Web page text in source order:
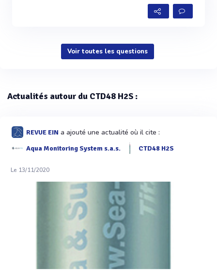
Voir toutes les questions
Actualités autour du CTD48 H2S :
REVUE EIN a ajouté une actualité où il cite :
Aqua Monitoring System s.a.s. CTD48 H2S
Le 13/11/2020